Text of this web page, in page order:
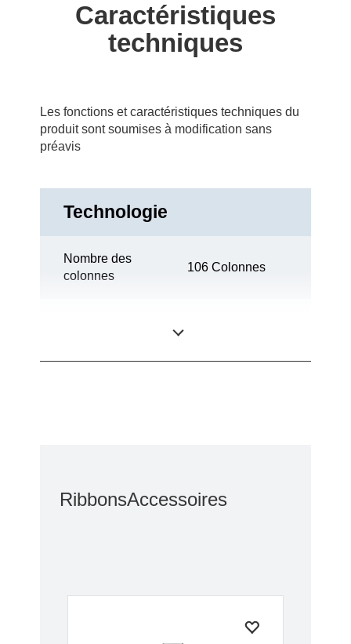
Caractéristiques
techniques
Les fonctions et caractéristiques techniques du
produit sont soumises à modification sans
préavis
Technologie
Nombre des
colonnes
106 Colonnes
RibbonsAccessoires